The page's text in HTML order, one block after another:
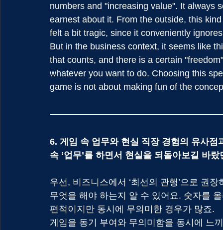
numbers and "increasing value". It always
earnest about it. From the outside, this
felt a bit tragic, since it conveniently
But in the business context, it seems like
that counts, and there is a certain
whatever you want to do. Choosing this
game is not about making fun of the
6. 게임 속 업무와 현실 직장 경험의 유사
속 ‘업무’를 하면서 현실을 되돌아보길 바
우선, 비즈니스에서 ‘최선의 관행’으로 권
무엇을 해야 하는지 알 수 있어요. 숫자를
편적이지만 동시에 무의미한 경우가 많죠.
게임을 동기 부여와 무의미함을 동시에 느